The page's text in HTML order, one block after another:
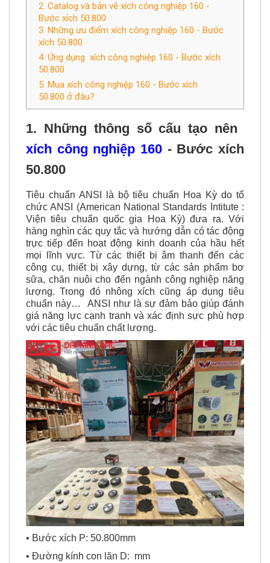
2. Catalog và bản vẽ xích công nghiệp 160 -
Bước xích 50.800
3. Những ưu điểm xích công nghiệp 160 - Bước
xích 50.800
4. Ứng dụng xích công nghiệp 160 - Bước xích
50.800
5. Mua xích công nghiệp 160 - Bước xích
50.800 ở đâu?
1. Những thông số cấu tạo nên
xích công nghiệp 160 - Bước xích
50.800
Tiêu chuẩn ANSI là bộ tiêu chuẩn Hoa Kỳ do tổ
chức ANSI (American National Standards Intitute :
Viện tiêu chuẩn quốc gia Hoa Kỳ) đưa ra. Với
hàng nghìn các quy tắc và hướng dẫn có tác động
trực tiếp đến hoạt động kinh doanh của hầu hết
mọi lĩnh vực. Từ các thiết bị âm thanh đến các
công cụ, thiết bị xây dựng, từ các sản phẩm bơ
sữa, chăn nuôi cho đến ngành công nghiệp năng
lượng. Trong đó nhông xích cũng áp dụng tiêu
chuẩn này… ANSI như là sự đảm bảo giúp đánh
giá năng lực cạnh tranh và xác định sực phù hợp
với các tiêu chuẩn chất lượng.
• Bước xích P: 50.800mm
• Đường kính con lăn D: mm